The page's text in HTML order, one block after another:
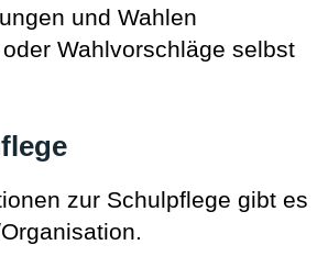
und Wahlen
Wahlvorschläge selbst
zur Schulpflege gibt es